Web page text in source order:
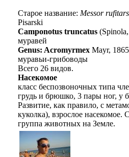
Старое название: Messor
Pisarski
Camponotus truncatus
муравей
Genus: Acromyrmex Mayr, 1865
муравьи-грибоводы
Всего 26 видов.
Насекомое
класс беспозвоночных типа
грудь и брюшко, 3 пары ног, у
Развитие, как правило, с
куколка), взрослое насекомое.
группа животных на Земле.